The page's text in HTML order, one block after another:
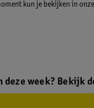
kun je bekijken in
deze week? Bekijk